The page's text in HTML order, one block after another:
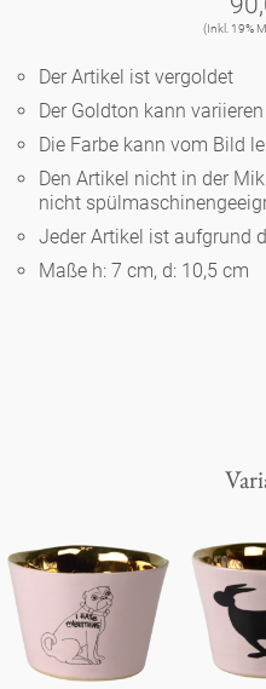
Kleine
Runde
Ovale
Runde
Tiefe
Vasen
Korb
Dies
(Inkl. 19%
Der Artikel ist vergoldet
Der Goldton kann variieren
Die Farbe kann vom Bild
Den Artikel nicht in der
nicht
Jeder Artikel ist aufgrund
Maße h: 7 cm, d: 10,5 cm